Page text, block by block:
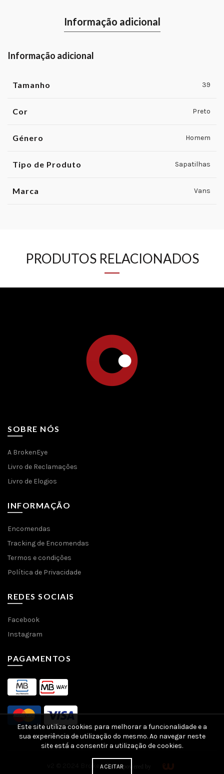
Informação adicional
Informação adicional
Tamanho 39
Cor Preto
Género Homem
Tipo de Produto Sapatilhas
Marca Vans
PRODUTOS RELACIONADOS
SOBRE NÓS
A BrokenEye
Livro de Reclamações
Livro de Elogios
INFORMAÇÃO
Encomendas
Tracking de Encomendas
Termos e condições
Política de Privacidade
REDES SOCIAIS
Facebook
Instagram
PAGAMENTOS
v2 © 2024 Broken Eye -
Este site utiliza cookies para melhorar a funcionalidade e a
sua experiência de utilização do mesmo. Ao navegar neste
site está a consentir a utilização de cookies.
ACEITAR